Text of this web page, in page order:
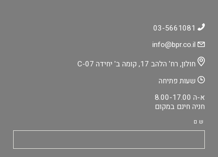
חולון, רח' הלהב 17, קומה ב' יחידה C-07
שעות פתיחה
א-ה 8.00-17.00
חניה חינם במקום
שם